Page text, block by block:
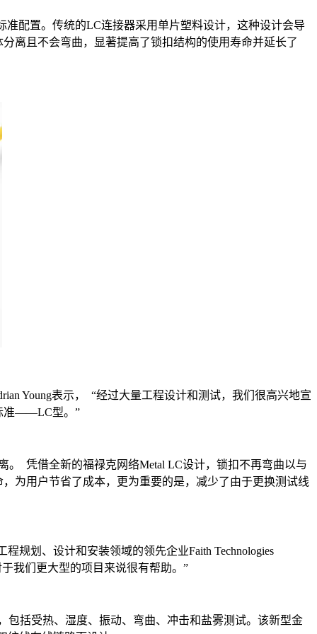
配置。传统的LC连接器采用单片塑料设计，这种设计会导
离且不会弯曲，显著提高了锁扣结构的使用寿命并延长了
Young表示， “经过大量工程设计和测试，我们很高兴地宣
准——LC型。”
凭借全新的福禄克网络Metal LC设计，锁扣不再弯曲以与
为用户节省了成本，更为重要的是，减少了由于更换测试线
规划、设计和安装领域的领先企业Faith Technologies
我们更大型的项目来说很有帮助。”
包括受热、湿度、振动、弯曲、冲击和盐雾测试。该新型金